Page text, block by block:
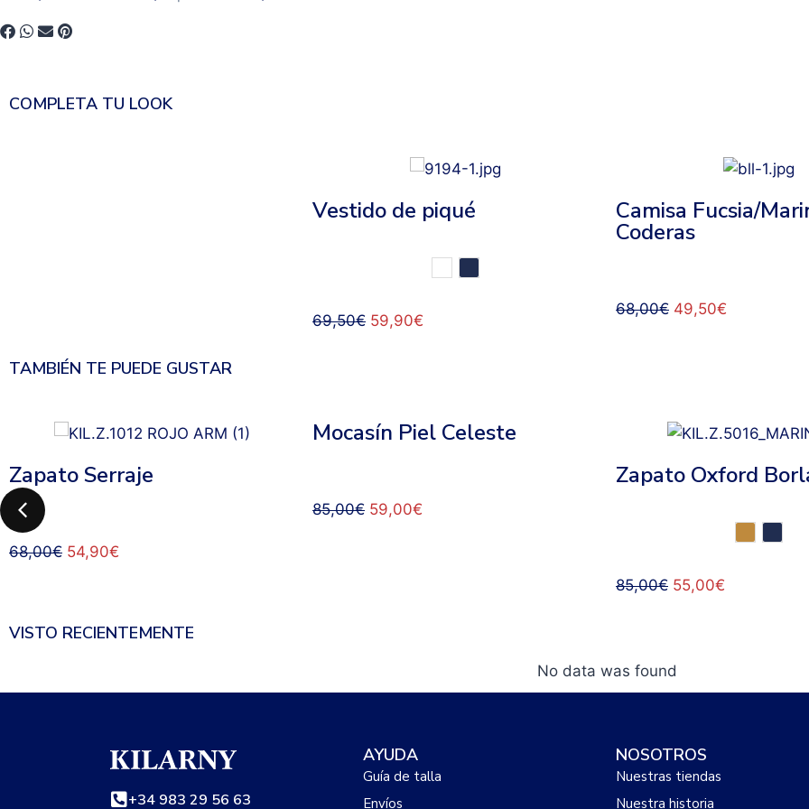
COMPLETA TU LOOK
Vestido de piqué
69,50€ 59,90€
Camisa Fucsia/
Coderas
68,00€ 49,50€
TAMBIÉN TE PUEDE GUSTAR
Zapato Serraje
68,00€ 54,90€
Mocasín Piel Celeste
85,00€ 59,00€
Zapato Oxford
85,00€ 55,00€
VISTO RECIENTEMENTE
No data was found
+34 983 29 56 63
AYUDA
Guía de talla
Envíos
NOSOTROS
Nuestras tiendas
Nuestra historia